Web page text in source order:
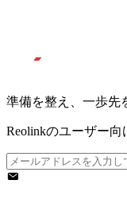
準備を整え、一歩先
Reolinkのユーザー